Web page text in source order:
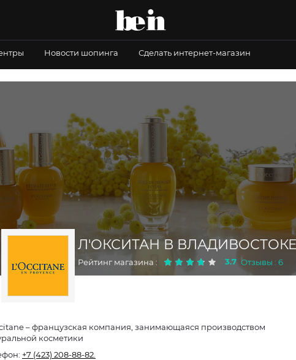
Новости шопинга Сделать интернет-магазин
Л'ОКСИТАН В ВЛАДИВОСТОКЕ
Рейтинг магазина : 3.7 Отзывы : 6
– французская компания, занимающаяся производством
косметики
+7 (423) 208-88-82.